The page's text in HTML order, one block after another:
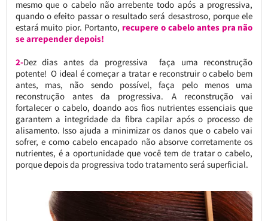
mesmo que o cabelo não arrebente todo após a progressiva,
quando o efeito passar o resultado será desastroso, porque ele
estará muito pior. Portanto, recupere o cabelo antes pra não
se arrepender depois!
2-Dez dias antes da progressiva faça uma reconstrução
potente! O ideal é começar a tratar e reconstruir o cabelo bem
antes, mas, não sendo possível, faça pelo menos uma
reconstrução antes da progressiva. A reconstrução vai
fortalecer o cabelo, doando aos fios nutrientes essenciais que
garantem a integridade da fibra capilar após o processo de
alisamento. Isso ajuda a minimizar os danos que o cabelo vai
sofrer, e como cabelo encapado não absorve corretamente os
nutrientes, é a oportunidade que você tem de tratar o cabelo,
porque depois da progressiva todo tratamento será superficial.